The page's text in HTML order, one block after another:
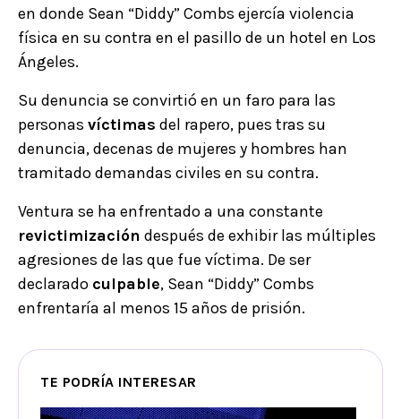
en donde Sean “Diddy” Combs ejercía violencia
física en su contra en el pasillo de un hotel en Los
Ángeles.
Su denuncia se convirtió en un faro para las
personas víctimas del rapero, pues tras su
denuncia, decenas de mujeres y hombres han
tramitado demandas civiles en su contra.
Ventura se ha enfrentado a una constante
revictimización después de exhibir las múltiples
agresiones de las que fue víctima. De ser
declarado culpable, Sean “Diddy” Combs
enfrentaría al menos 15 años de prisión.
TE PODRÍA INTERESAR